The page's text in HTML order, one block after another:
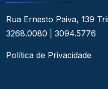
Rua Ernesto Paiva, 139
3268.0080 | 3094.5776
Política de Privacidade